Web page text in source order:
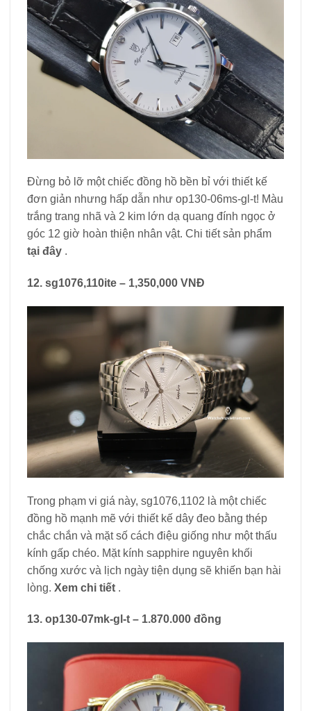
Đừng bỏ lỡ một chiếc đồng hồ bền bỉ với thiết kế
đơn giản nhưng hấp dẫn như op130-06ms-gl-t! Màu
trắng trang nhã và 2 kim lớn dạ quang đính ngọc ở
góc 12 giờ hoàn thiện nhân vật. Chi tiết sản phẩm
tại đây .
12. sg1076,110ite – 1,350,000 VNĐ
Trong phạm vi giá này, sg1076,1102 là một chiếc
đồng hồ mạnh mẽ với thiết kế dây đeo bằng thép
chắc chắn và mặt số cách điệu giống như một thấu
kính gấp chéo. Mặt kính sapphire nguyên khối
chống xước và lịch ngày tiện dụng sẽ khiến bạn hài
lòng. Xem chi tiết .
13. op130-07mk-gl-t – 1.870.000 đồng